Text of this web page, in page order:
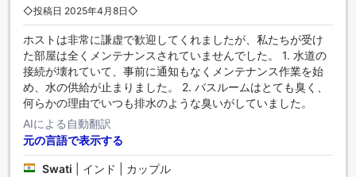
◇投稿日 2025年4月8日◇
ホストは非常に謙虚で歓迎してくれましたが、私たちが受け
た部屋は全くメンテナンスされていませんでした。 1. 水道の
接続が壊れていて、事前に通知もなくメンテナンス作業を始
め、水の供給が止まりました。 2. バスルームはとても臭く、
何らかの理由でいつも排水のような臭いがしていました。
AIによる自動翻訳
元の言語で表示する
Swati インド | カップル